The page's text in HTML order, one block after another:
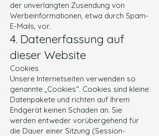
der unverlangten Zusendung von
Werbeinformationen, etwa durch Spam-
E-Mails, vor.
4. Datenerfassung auf
dieser Website
Cookies
Unsere Internetseiten verwenden so
genannte „Cookies“. Cookies sind kleine
Datenpakete und richten auf Ihrem
Endgerät keinen Schaden an. Sie
werden entweder vorübergehend für
die Dauer einer Sitzung (Session-